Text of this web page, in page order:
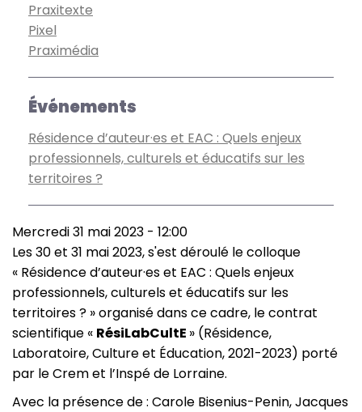
Praxitexte
Pixel
Praximédia
Événements
Résidence d’auteur·es et EAC : Quels enjeux
professionnels, culturels et éducatifs sur les
territoires ?
Mercredi 31 mai 2023 - 12:00
Les 30 et 31 mai 2023, s'est déroulé le colloque
« Résidence d’auteur·es et EAC : Quels enjeux
professionnels, culturels et éducatifs sur les
territoires ? » organisé dans ce cadre, le contrat
scientifique « RésiLabCultE » (Résidence,
Laboratoire, Culture et Éducation, 2021-2023) porté
par le Crem et l’Inspé de Lorraine.
Avec la présence de : Carole Bisenius-Penin, Jacques